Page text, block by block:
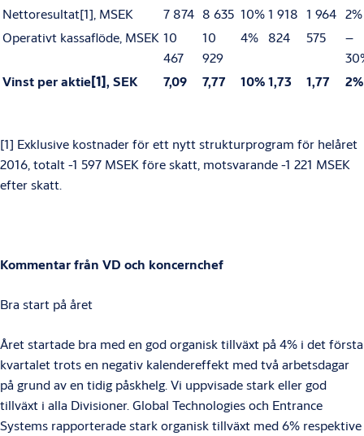
Nettoresultat[1], MSEK 7 874 8 635 10%1 918 1 964 2%
Operativt kassaflöde, MSEK 10
467
10
929
4% 824 575
–
Vinst per aktie[1], SEK 7,09 7,77 10%1,73 1,77 2%
[1] Exklusive kostnader för ett nytt strukturprogram för helåret
2016, totalt -1 597 MSEK före skatt, motsvarande -1 221 MSEK
efter skatt.
Kommentar från VD och koncernchef
Bra start på året
Året startade bra med en god organisk tillväxt på 4% i det första
kvartalet trots en negativ kalendereffekt med två arbetsdagar
på grund av en tidig påskhelg. Vi uppvisade stark eller god
tillväxt i alla Divisioner. Global Technologies och Entrance
Systems rapporterade stark organisk tillväxt med 6% respektive